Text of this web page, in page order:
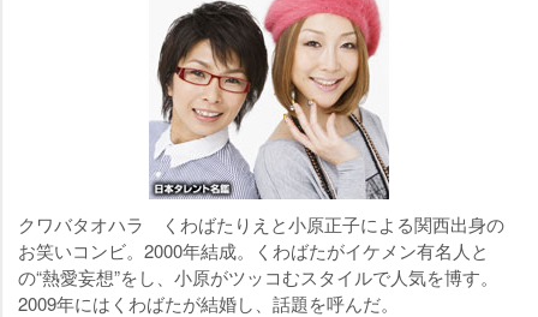
クワバタオハラ くわばたりえと小原正子による関西出身の
お笑いコンビ。2000年結成。くわばたがイケメン有名人と
の“熱愛妄想”をし、小原がツッコむスタイルで人気を博す。
2009年にはくわばたが結婚し、話題を呼んだ。